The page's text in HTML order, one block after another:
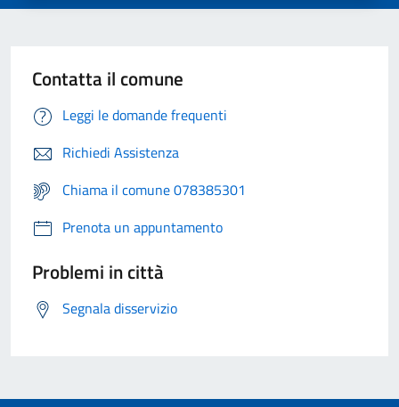
Contatta il comune
Leggi le domande frequenti
Richiedi Assistenza
Chiama il comune 078385301
Prenota un appuntamento
Problemi in città
Segnala disservizio